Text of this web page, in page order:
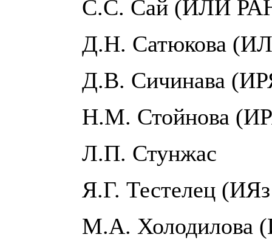
С.С. Сай (ИЛИ
Д.Н. Сатюкова
Д.В. Сичинава
Н.М. Стойнова
Л.П. Стунжас
Я.Г. Тестелец
М.А.